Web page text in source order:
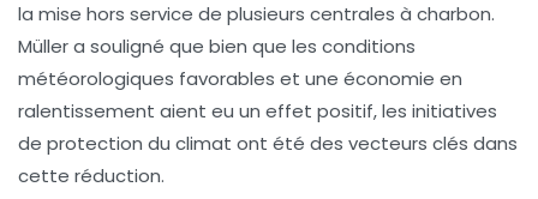
la mise hors service de plusieurs centrales à charbon.
Müller a souligné que bien que les conditions
météorologiques favorables et une économie en
ralentissement aient eu un effet positif, les initiatives
de protection du climat ont été des vecteurs clés dans
cette réduction.